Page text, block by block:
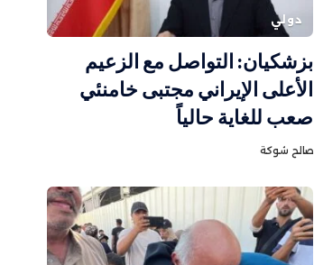
دولي
بزشكيان: التواصل مع الزعيم
الأعلى الإيراني مجتبى خامنئي
صعب للغاية حالياً
صالح شوكة